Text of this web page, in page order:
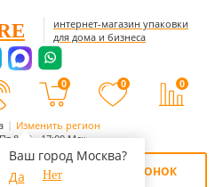
Изменить регион
Ваш город Москва?
Да
Нет
8:00 - 17:00 Мск
интернет-магазин упаковки
для дома и бизнеса
0 0 0
ОБРАТНЫЙ ЗВОНОК